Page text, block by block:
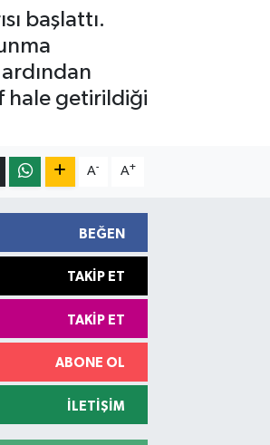
başlattı.
hale getirildiği
A- A+
BEĞEN
TAKIP ET
TAKIP ET
ABONE OL
İLETIŞIM